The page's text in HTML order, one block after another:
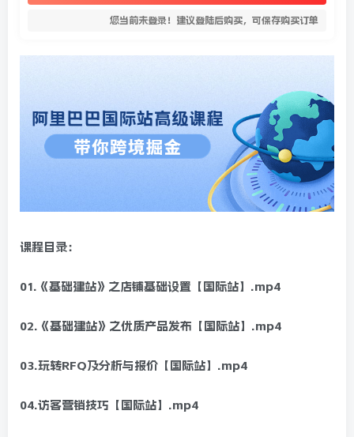
您当前未登录！建议登陆后购买，可保存购买订单
课程目录：
01.《基础建站》之店铺基础设置【国际站】.mp4
02.《基础建站》之优质产品发布【国际站】.mp4
03.玩转RFQ及分析与报价【国际站】.mp4
04.访客营销技巧【国际站】.mp4